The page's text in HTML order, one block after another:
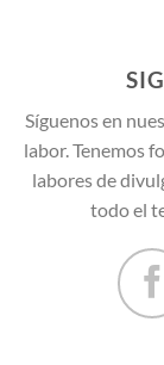
Síguenos en
labor. Tenemos
labores de
todo el